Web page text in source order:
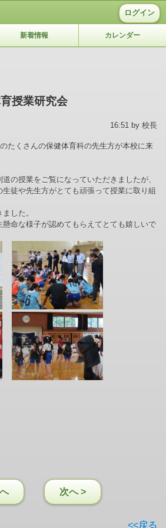
ログイン
新着情報 カレンダー
授業研究会
16:51 by 校長
たくさんの保健体育科の先生方が本校に来
の授業をご覧になっていただきましたが、
徒や先生方がとても頑張って授業に取り組
した。
命な様子が認めてもらえてとても嬉しいで
次へ >
<<戻る